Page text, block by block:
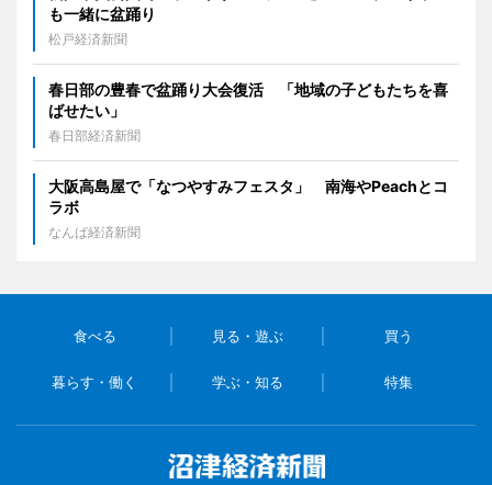
も一緒に盆踊り
松戸経済新聞
春日部の豊春で盆踊り大会復活 「地域の子どもたちを喜
ばせたい」
春日部経済新聞
大阪高島屋で「なつやすみフェスタ」 南海やPeachとコ
ラボ
なんば経済新聞
食べる 見る・遊ぶ 買う
暮らす・働く 学ぶ・知る 特集